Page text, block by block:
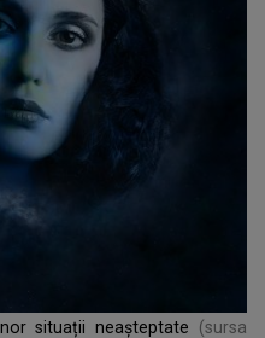
situații neașteptate
(sursa